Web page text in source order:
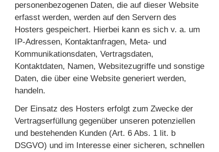
personenbezogenen Daten, die auf dieser Website
erfasst werden, werden auf den Servern des
Hosters gespeichert. Hierbei kann es sich v. a. um
IP-Adressen, Kontaktanfragen, Meta- und
Kommunikationsdaten, Vertragsdaten,
Kontaktdaten, Namen, Websitezugriffe und sonstige
Daten, die über eine Website generiert werden,
handeln.
Der Einsatz des Hosters erfolgt zum Zwecke der
Vertragserfüllung gegenüber unseren potenziellen
und bestehenden Kunden (Art. 6 Abs. 1 lit. b
DSGVO) und im Interesse einer sicheren, schnellen